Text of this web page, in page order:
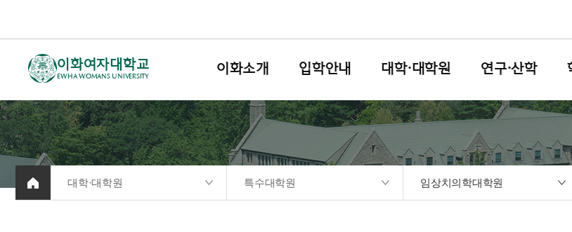
이화여자대학교
EWHA WOMANS UNIVERSITY
이화소개 입학안내 대학·대학원 연구·산학
대학·대학원 특수대학원 임상치의학대학원